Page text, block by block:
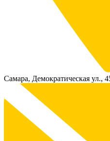
Самара, Демократическая ул.,